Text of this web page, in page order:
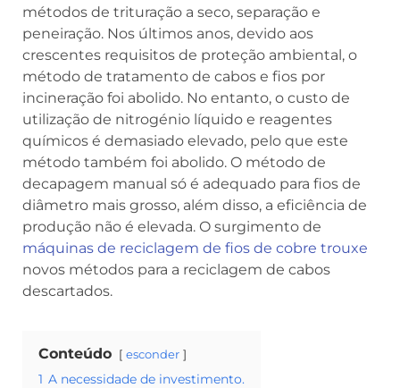
métodos de trituração a seco, separação e
peneiração. Nos últimos anos, devido aos
crescentes requisitos de proteção ambiental, o
método de tratamento de cabos e fios por
incineração foi abolido. No entanto, o custo de
utilização de nitrogénio líquido e reagentes
químicos é demasiado elevado, pelo que este
método também foi abolido. O método de
decapagem manual só é adequado para fios de
diâmetro mais grosso, além disso, a eficiência de
produção não é elevada. O surgimento de
máquinas de reciclagem de fios de cobre trouxe
novos métodos para a reciclagem de cabos
descartados.
Conteúdo esconder
1 A necessidade de investimento.